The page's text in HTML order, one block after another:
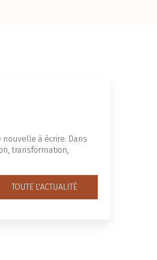
à écrire. Dans
transformation,
TOUTE L'ACTUALITÉ